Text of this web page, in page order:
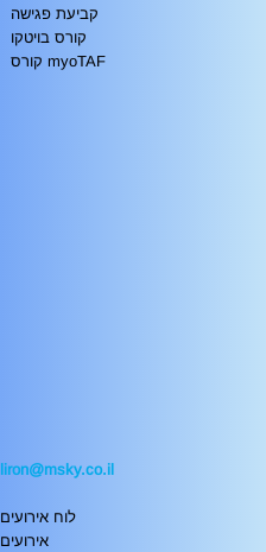
קביעת פגישה
קורס בויטקו
קורס myoTAF
liron@msky.co.il
לוח אירועים
אירועים